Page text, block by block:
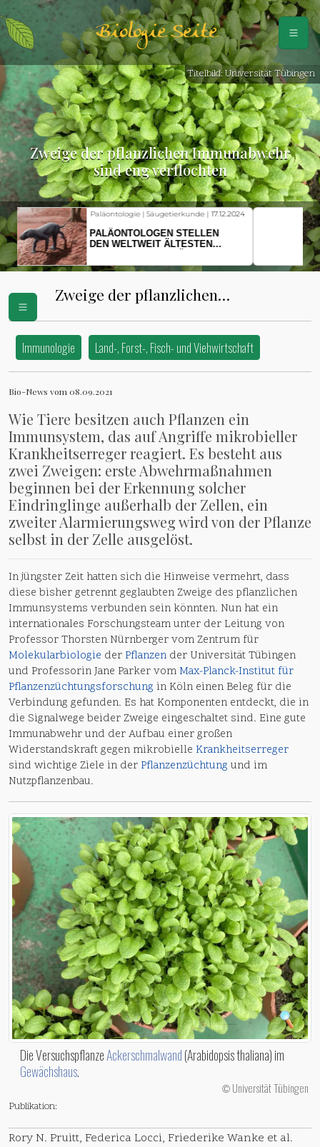
Biologie Seite
Titelbild: Universität Tübingen
Zweige der pflanzlichen Immunabwehr
sind eng verflochten
Fischkunde | Klimawandel | 18.11.2024
KLIMAWANDEL SETZT
HERINGSLARVEN UNTER
Zweige der pflanzlichen
Immunologie Land-, Forst-, Fisch- und Viehwirtschaft
Bio-News vom 08.09.2021
Wie Tiere besitzen auch Pflanzen ein
Immunsystem, das auf Angriffe mikrobieller
Krankheitserreger reagiert. Es besteht aus
zwei Zweigen: erste Abwehrmaßnahmen
beginnen bei der Erkennung solcher
Eindringlinge außerhalb der Zellen, ein
zweiter Alarmierungsweg wird von der Pflanze
selbst in der Zelle ausgelöst.
In jüngster Zeit hatten sich die Hinweise vermehrt, dass
diese bisher getrennt geglaubten Zweige des pflanzlichen
Immunsystems verbunden sein könnten. Nun hat ein
internationales Forschungsteam unter der Leitung von
Professor Thorsten Nürnberger vom Zentrum für
Molekularbiologie der Pflanzen der Universität Tübingen
und Professorin Jane Parker vom Max-Planck-Institut für
Pflanzenzüchtungsforschung in Köln einen Beleg für die
Verbindung gefunden. Es hat Komponenten entdeckt, die in
die Signalwege beider Zweige eingeschaltet sind. Eine gute
Immunabwehr und der Aufbau einer großen
Widerstandskraft gegen mikrobielle Krankheitserreger
sind wichtige Ziele in der Pflanzenzüchtung und im
Nutzpflanzenbau.
Die VersuchspflanzeAckerschmalwand(Arabidopsis thaliana) im
Gewächshaus.
© Universität Tübingen
Publikation:
Rory N. Pruitt, Federica Locci, Friederike Wanke et al.